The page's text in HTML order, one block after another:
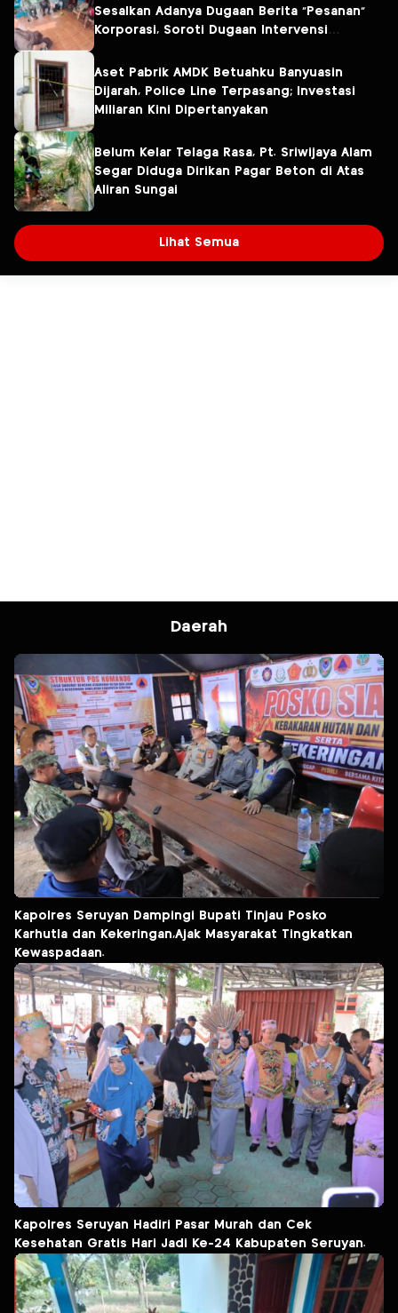
Sesalkan Adanya Dugaan Berita “Pesanan”
Korporasi, Soroti Dugaan Intervensi
Lingkungan
Aset Pabrik AMDK Betuahku Banyuasin
Dijarah, Police Line Terpasang; Investasi
Miliaran Kini Dipertanyakan
Belum Kelar Telaga Rasa, Pt. Sriwijaya Alam
Segar Diduga Dirikan Pagar Beton di Atas
Aliran Sungai
Lihat Semua
Daerah
Kapolres Seruyan Dampingi Bupati Tinjau Posko
Karhutla dan Kekeringan,Ajak Masyarakat Tingkatkan
Kewaspadaan.
Kapolres Seruyan Hadiri Pasar Murah dan Cek
Kesehatan Gratis Hari Jadi Ke-24 Kabupaten Seruyan.